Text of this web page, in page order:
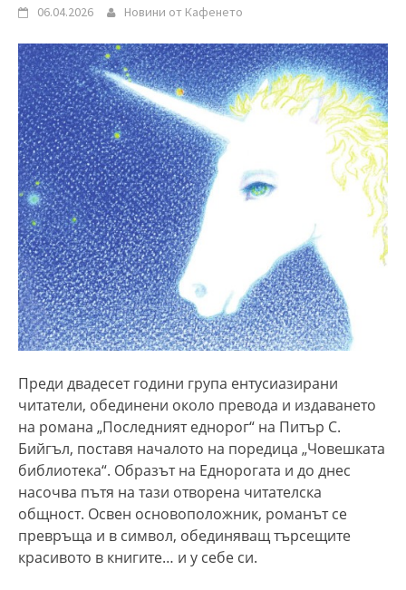
06.04.2026 Новини от Кафенето
Преди двадесет години група ентусиазирани
читатели, обединени около превода и издаването
на романа „Последният еднорог“ на Питър С.
Бийгъл, поставя началото на поредица „Човешката
библиотека“. Образът на Еднорогата и до днес
насочва пътя на тази отворена читателска
общност. Освен основоположник, романът се
превръща и в символ, обединяващ търсещите
красивото в книгите… и у себе си.